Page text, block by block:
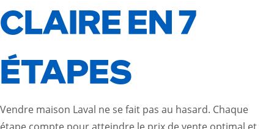
CLAIRE EN 7
ÉTAPES
Vendre maison Laval ne se fait pas au hasard. Chaque